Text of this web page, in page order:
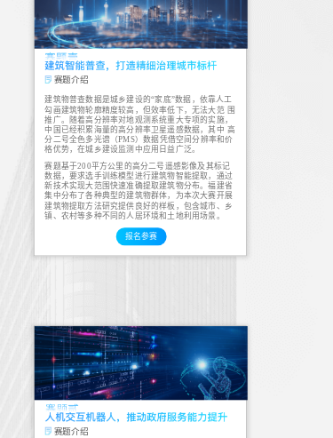
赛题介绍
建筑物普查数据是城乡建设的“家底”数据，依靠人工
勾画建筑物轮廓精度较高，但效率低下，无法大范 围
推广。随着高分辨率对地观测系统重大专项的实施，
中国已经积累海量的高分辨率卫星遥感数据，其中 高
分二号全色多光谱（PMS）数据凭借空间分辨率和价
格优势，在城乡建设监测中应用日益广泛。
赛题基于200平方公里的高分二号遥感影像及其标记
数据，要求选手训练模型进行建筑物智能提取，通过
新技术实现大范围快速准确提取建筑物分布。福建省
集中分布了各种典型的建筑物群体，为本次大赛开展
建筑物提取方法研究提供良好的样板，包含城市、乡
镇、农村等多种不同的人居环境和土地利用场景。
报名参赛
赛题介绍